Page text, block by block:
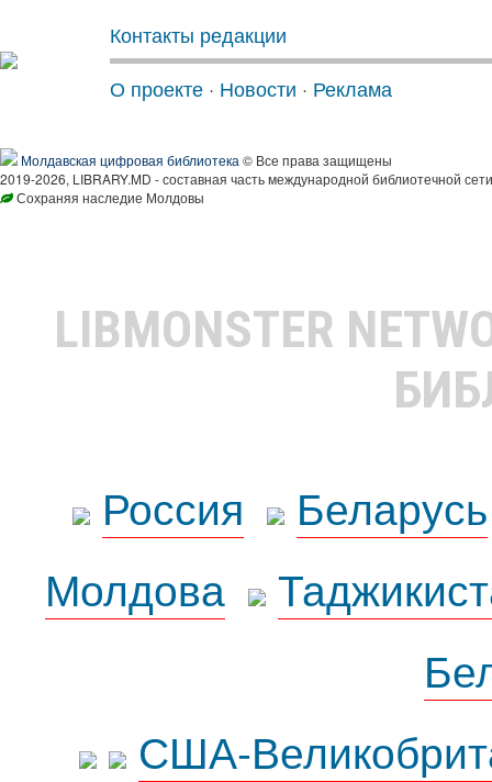
Контакты редакции
О проекте · Новости · Реклама
Молдавская цифровая библиотека © Все права защищены
2019-2026, LIBRARY.MD - составная часть международной библиотечной
Сохраняя наследие Молдовы
LIBMONSTER
Россия
Беларусь
Молдова
США-